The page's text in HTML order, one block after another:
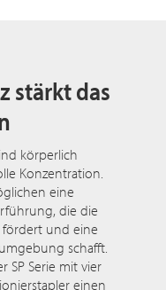
stärkt das
körperlich
Konzentration.
eine
die die
fördert und eine
schafft.
SP Serie mit vier
einen